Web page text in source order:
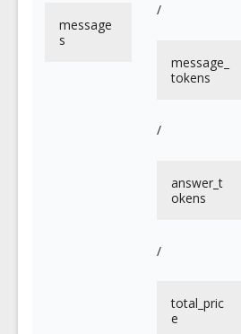
message
s
/
message_
tokens
/
answer_t
okens
/
total_pric
e